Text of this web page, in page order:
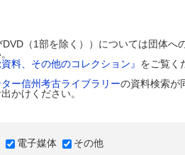
（1部を除く））については団体へ
料、その他のコレクション』 をご覧く
ー信州考古ライブラリーの資料検索が
かけください。
電子媒体 その他